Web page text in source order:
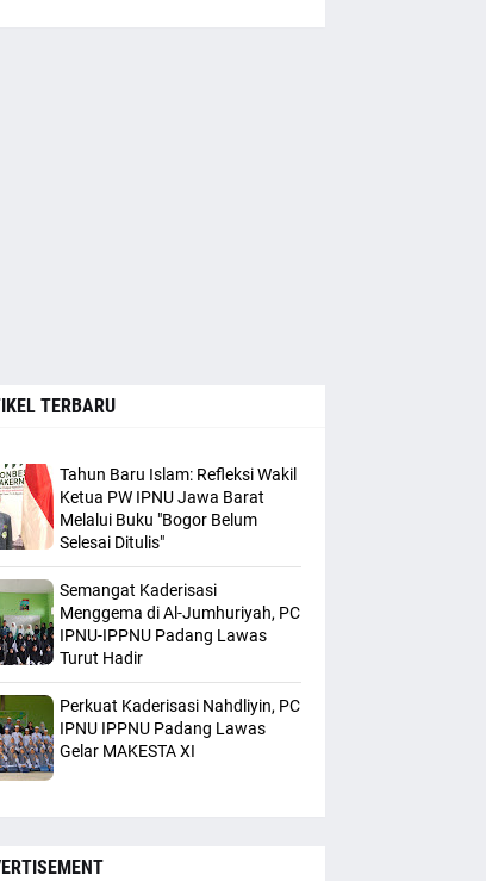
TERBARU
Tahun Baru Islam: Refleksi Wakil
Ketua PW IPNU Jawa Barat
Melalui Buku "Bogor Belum
Selesai Ditulis"
Semangat Kaderisasi
Menggema di Al-Jumhuriyah, PC
IPNU-IPPNU Padang Lawas
Turut Hadir
Perkuat Kaderisasi Nahdliyin, PC
IPNU IPPNU Padang Lawas
Gelar MAKESTA XI